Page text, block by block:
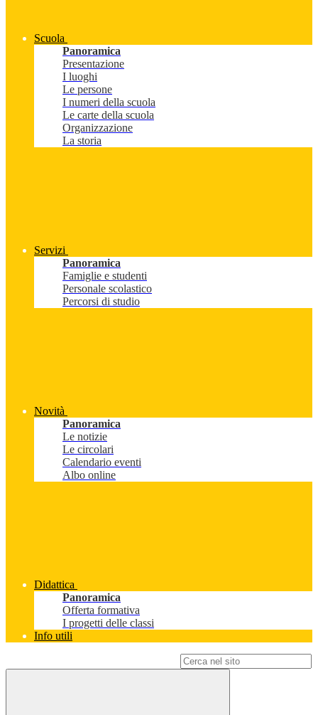
Scuola
Panoramica
Presentazione
I luoghi
Le persone
I numeri della scuola
Le carte della scuola
Organizzazione
La storia
Servizi
Panoramica
Famiglie e studenti
Personale scolastico
Percorsi di studio
Novità
Panoramica
Le notizie
Le circolari
Calendario eventi
Albo online
Didattica
Panoramica
Offerta formativa
I progetti delle classi
Info utili